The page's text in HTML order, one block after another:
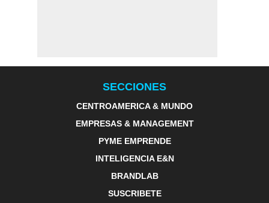
SECCIONES
CENTROAMERICA & MUNDO
EMPRESAS & MANAGEMENT
PYME EMPRENDE
INTELIGENCIA E&N
BRANDLAB
SUSCRIBETE